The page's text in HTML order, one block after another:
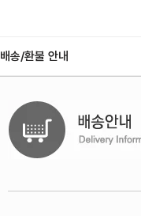
배송/환불 안내